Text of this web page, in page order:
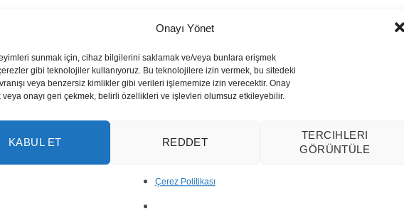
Onayı Yönet
sunmak için, cihaz bilgilerini saklamak ve/veya bunlara erişmek
gibi teknolojiler kullanıyoruz. Bu teknolojilere izin vermek, bu sitedeki
veya benzersiz kimlikler gibi verileri işlememize izin verecektir. Onay
veya onayı geri çekmek, belirli özellikleri ve işlevleri olumsuz etkileyebilir.
KABUL ET REDDET
TERCIHLERI
GÖRÜNTÜLE
Çerez Politikası